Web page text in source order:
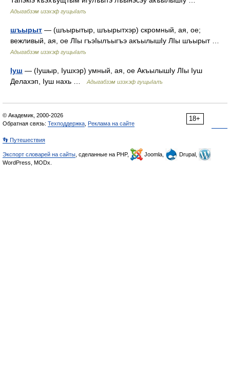
Адыгабзэм изэхэф гущыIалъ
шъырыт — (шъырытыр, шъырытхэр) скромный, ая, ое;
вежливый, ая, ое ЛIы гъэIылъыгъэ акъылышIу ЛIы шъырыт …
Адыгабзэм изэхэф гущыIалъ
Iуш — (Iушыр, Iушхэр) умный, ая, ое АкъылышIу ЛIы Iуш
Делахэп, Iуш нахь …
Адыгабзэм изэхэф гущыIалъ
18+
© Академик, 2000-2026
Обратная связь: Техподдержка Реклама на сайте
👣 Путешествия
Экспорт словарей на сайты , сделанные на PHP, Joomla,
Drupal,
WordPress, MODx.